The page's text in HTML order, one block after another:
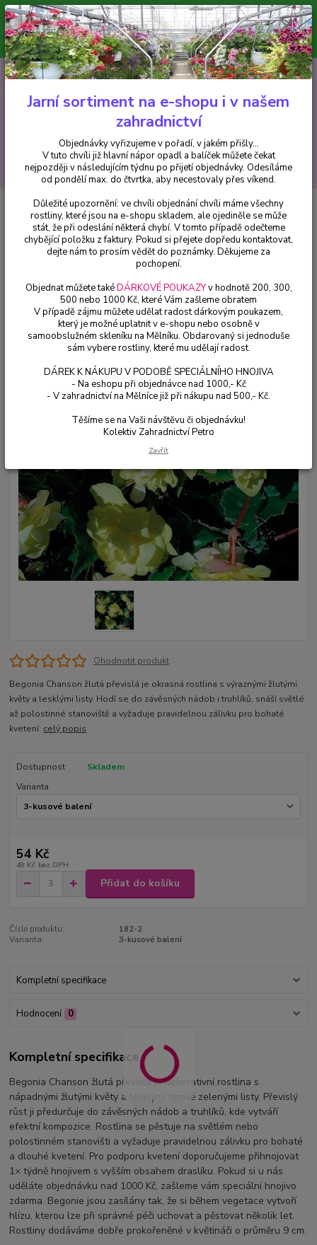
Minimální hodnota pro odeslání z e-shopu je 300 Kč.
V tuto chvíli již hlavní nápor objednávek opadl a balíček můžete čekat
nejpozději v následujícím týdnu po přijetí objednávky. Objednávky
vyřizujeme v pořadí, v jakém přišly...
CZK
Hledat
+420 602 223 614 0ks
za0 Kč
Begonie
Begonia Chanson převislá, žlutá - cena za kus v 3-
kusovém balení
Begonia Chanson převislá, žlutá -
cena za kus v 3-kusovém balení
Ohodnotit produkt
Begonia Chanson žlutá převislá je okrasná rostlina s výraznými žlutými
květy a lesklými listy. Hodí se do závěsných nádob i truhlíků, snáší světlé
až polostinné stanoviště a vyžaduje pravidelnou zálivku pro bohaté
kvetení. celý popis
Dostupnost
Skladem
Varianta
54 Kč
48 Kč bez DPH
Přidat do košíku
Číslo produktu:
182-2
Varianta:
3-kusové balení
Kompletní specifikace
Hodnocení 0
Kompletní specifikace
Begonia Chanson žlutá převislá je dekorativní rostlina s
nápadnými žlutými květy a lesklými tmavě zelenými listy. Převislý
růst ji předurčuje do závěsných nádob a truhlíků, kde vytváří
efektní kompozice. Rostlina se pěstuje na světlém nebo
polostinném stanovišti a vyžaduje pravidelnou zálivku pro bohaté
a dlouhé kvetení. Pro podporu kvetení doporučujeme přihnojovat
1× týdně hnojivem s vyšším obsahem draslíku. Pokud si u nás
uděláte objednávku nad 1000 Kč, zašleme vám speciální hnojivo
zdarma. Begonie jsou zasílány tak, že si během vegetace vytvoří
hlízu, kterou lze při správné péči uchovat a pěstovat několik let.
Rostliny dodáváme dobře prokořeněné v květináči o průměru 9 cm.
Jarní sortiment na e-shopu i v našem
zahradnictví
Objednávky vyřizujeme v pořadí, v jakém přišly...
V tuto chvíli již hlavní nápor opadl a balíček můžete čekat
nejpozději v následujícím týdnu po přijetí objednávky. Odesíláme
od pondělí max. do čtvrtka, aby necestovaly přes víkend.
Důležité upozornění: ve chvíli objednání chvíli máme všechny
rostliny, které jsou na e-shopu skladem, ale ojediněle se může
stát, že při odeslání některá chybí. V tomto případě odečteme
chybějící položku z faktury. Pokud si přejete dopředu kontaktovat,
dejte nám to prosím vědět do poznámky. Děkujeme za
pochopení.
Objednat můžete takéDÁRKOVÉ POUKAZYv hodnotě 200, 300,
500 nebo 1000 Kč, které Vám zašleme obratem
V případě zájmu můžete udělat radost dárkovým poukazem,
který je možné uplatnit v e-shopu nebo osobně v
samoobslužném skleníku na Mělníku. Obdarovaný si jednoduše
sám vybere rostliny, které mu udělají radost.
DÁREK K NÁKUPU V PODOBĚ SPECIÁLNÍHO HNOJIVA
- Na eshopu při objednávce nad 1000,- Kč
- V zahradnictví na Mělníce již při nákupu nad 500,- Kč.
Těšíme se na Vaši návštěvu či objednávku!
Kolektiv Zahradnictví Petro
Zavřít